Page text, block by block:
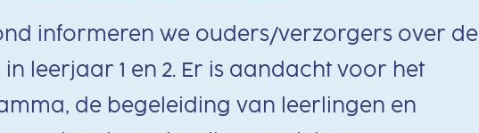
informeren we ouders/verzorgers over de
leerjaar 1 en 2. Er is aandacht voor het
de begeleiding van leerlingen en